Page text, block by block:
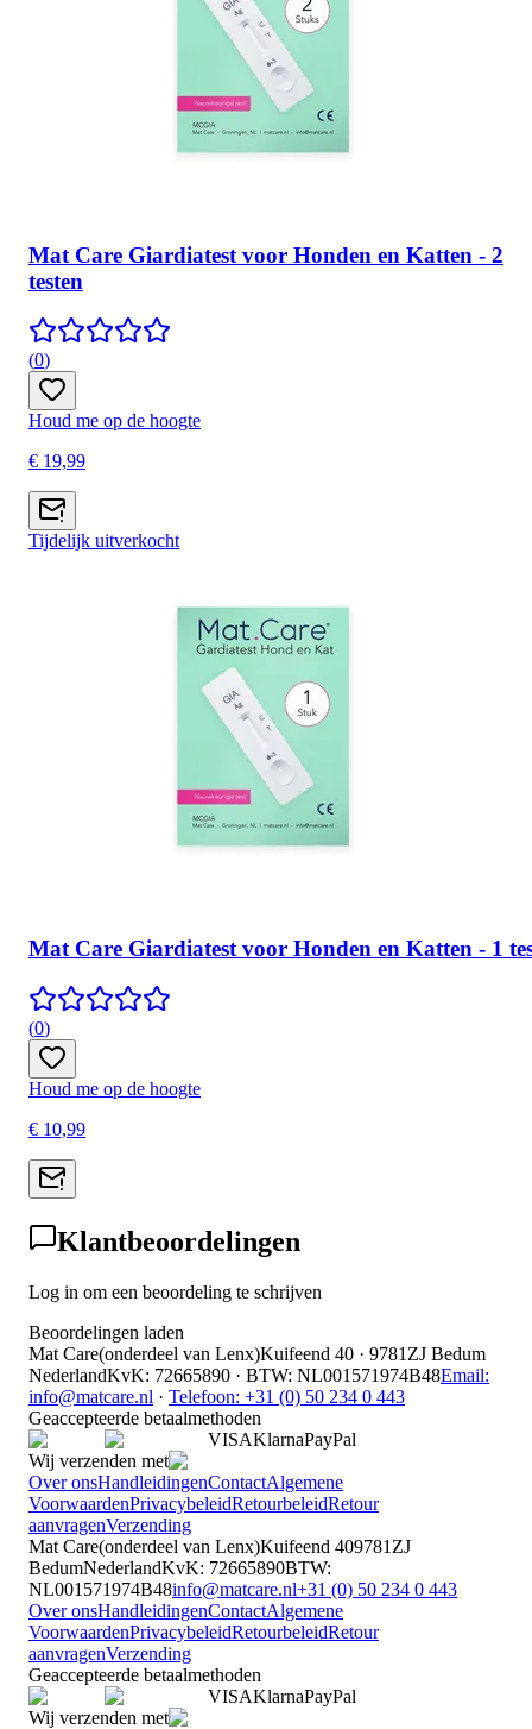
Mat Care Giardiatest voor Honden en Katten - 2
testen
(0)
Houd me op de hoogte
€ 19,99
Tijdelijk uitverkocht
Mat Care Giardiatest voor Honden en Katten - 1
(0)
Houd me op de hoogte
€ 10,99
Klantbeoordelingen
Log in om een beoordeling te schrijven
Beoordelingen laden
Mat Care(onderdeel van Lenx)Kuifeend 40 · 9781ZJ Bedum
NederlandKvK: 72665890 · BTW: NL001571974B48Email:
info@matcare.nl · Telefoon: +31 (0) 50 234 0 443
Geaccepteerde betaalmethoden
VISAKlarnaPayPal
Wij verzenden met
Over onsHandleidingenContactAlgemene
VoorwaardenPrivacybeleidRetourbeleidRetour
aanvragenVerzending
Mat Care(onderdeel van Lenx)Kuifeend 409781ZJ
BedumNederlandKvK: 72665890BTW:
NL001571974B48info@matcare.nl+31 (0) 50 234 0 443
Over onsHandleidingenContactAlgemene
VoorwaardenPrivacybeleidRetourbeleidRetour
aanvragenVerzending
Geaccepteerde betaalmethoden
VISAKlarnaPayPal
Wij verzenden met